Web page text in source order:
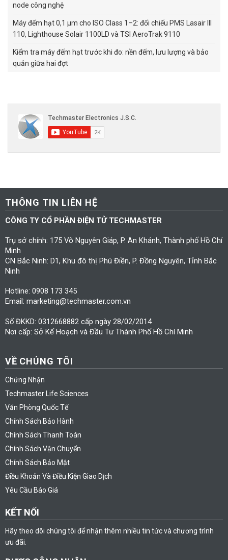
node công nghệ
Máy đếm hạt 0,1 µm cho ISO Class 1–2: đối chiếu PMS Lasair III
110, Lighthouse Solair 1100LD và TSI AeroTrak 9110
Kiểm tra máy đếm hạt trước khi đo: nền đếm, lưu lượng và bảo
quản giữa hai đợt
THÔNG TIN LIÊN HỆ
CÔNG TY CỔ PHẦN ĐIỆN TỬ TECHMASTER
Trụ sở chính: 175 Võ Nguyên Giáp, P. An Khánh, Thành phố Hồ Chí
Minh
CN Bắc Ninh: D1, Khu đô thị Phú Điền, P. Đồng Nguyên, Tỉnh Bắc
Ninh
Hotline: 0908 173 345
Email: marketing@techmaster.com.vn
Số ĐKKD: 0312668882 cấp ngày 28/02/2014
Nơi cấp: Sở Kế Hoạch và Đầu Tư Thành Phố Hồ Chí Minh
VỀ CHÚNG TÔI
Chứng Nhận
Techmaster Life Sciences
Văn Phòng Quốc Tế
Chính Sách Bảo Hành
Chính Sách Thanh Toán
Chính Sách Vận Chuyển
Chính Sách Bảo Mật
Điều Khoản Và Điều Kiện Giao Dịch
Yêu Cầu Báo Giá
KẾT NỐI
Hãy theo dõi chúng tôi để nhận thêm nhiều tin tức và chương trình
ưu đãi.